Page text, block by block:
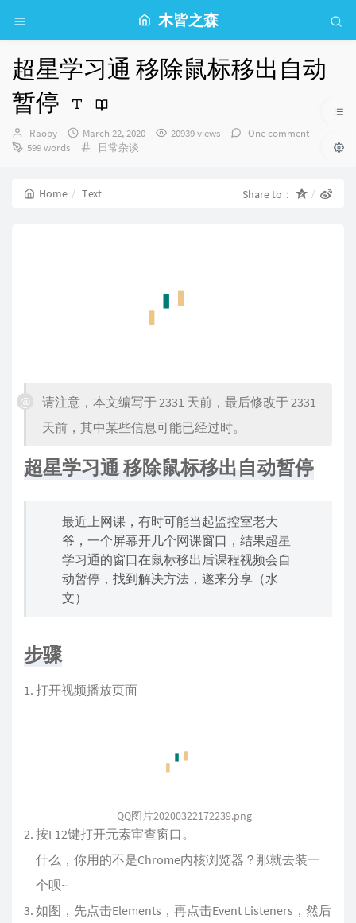
木皆之森
超星学习通 移除鼠标移出自动
暂停
Author：
Raoby
发
布
March 22, 2020 20939 views
One comment
599 words
Categories：
日常杂谈
Home Text Share to：
请注意，本文编写于 2331 天前，最后修改于 2331
天前，其中某些信息可能已经过时。
超星学习通 移除鼠标移出自动暂停
最近上网课，有时可能当起监控室老大
爷，一个屏幕开几个网课窗口，结果超星
学习通的窗口在鼠标移出后课程视频会自
动暂停，找到解决方法，遂来分享（水
文）
步骤
打开视频播放页面
QQ图片20200322172239.png
按F12键打开元素审查窗口。
什么，你用的不是Chrome内核浏览器？那就去装一
个呗~
如图，先点击Elements，再点击Event Listeners，然后